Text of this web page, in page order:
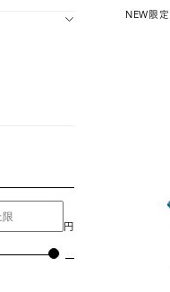
円
NEW 限定